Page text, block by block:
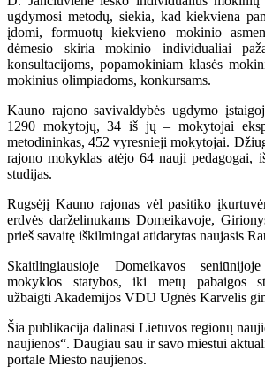
ugdymosi metodų, siekia, kad kiekviena
įdomi, formuotų kiekvieno mokinio
dėmesio skiria mokinio individualiai
konsultacijoms, popamokiniam klasės
mokinius olimpiadoms, konkursams.
Kauno rajono savivaldybės ugdymo
1290 mokytojų, 34 iš jų – mokytojai
metodininkas, 452 vyresnieji mokytojai.
rajono mokyklas atėjo 64 nauji pedagogai,
studijas.
Rugsėjį Kauno rajonas vėl pasitiko
erdvės darželinukams Domeikavoje,
prieš savaitę iškilmingai atidarytas naujasis
Skaitlingiausioje Domeikavos
mokyklos statybos, iki metų pabaigos
užbaigti Akademijos VDU Ugnės Karvelis
Šia publikacija dalinasi Lietuvos regionų
naujienos“. Daugiau sau ir savo miestui
portale Miesto naujienos.